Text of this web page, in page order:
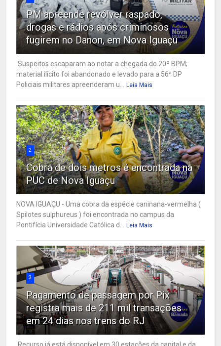
PM apreende revólver raspado,
drogas e rádios após criminosos
fugirem no Danon, em Nova Iguaçu
Suspeitos escaparam ao notar a chegada do 20º BPM;
material ilícito foi abandonado e levado para a 56ª DP
Policiais militares apreenderam u...
Leia Mais
2
Cobra de dois metros é encontrada na
PUC de Nova Iguaçu
NOVA IGUAÇU - Uma cobra da espécie caninana-vermelha (
Spilotes sulphureus ) foi encontrada no campus da
Pontifícia Universidade Católica d...
Leia Mais
3
Pagamento de passagem por Pix
registra mais de 211 mil transações
em 24 dias nos trens do RJ
Recurso já está disponível em 30 estações da capital e da